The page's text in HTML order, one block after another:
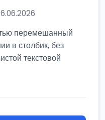
перемешанный
в столбик, без
текстовой
производстве: